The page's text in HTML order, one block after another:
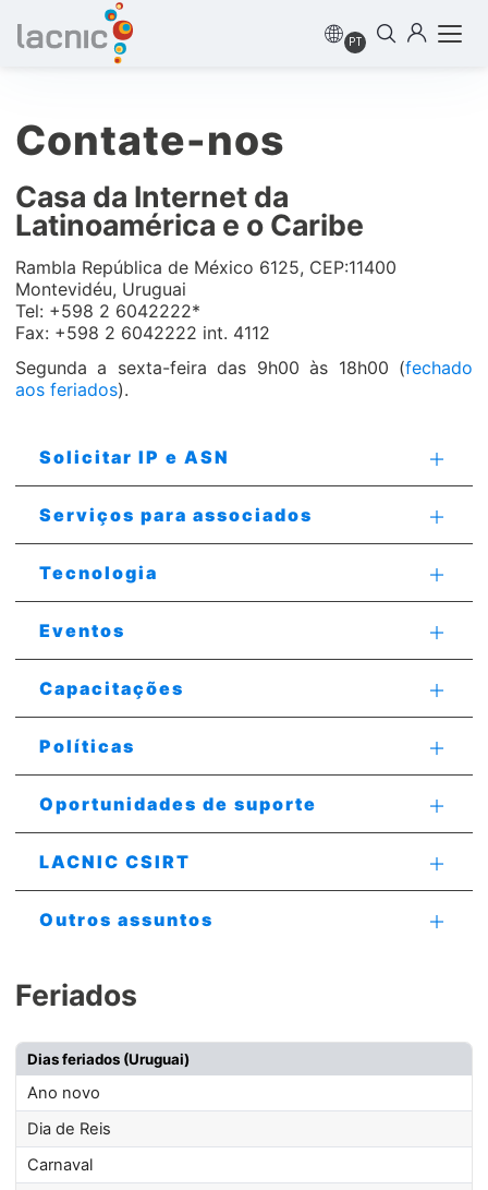
PT
Contate-nos
Casa da Internet da
Latinoamérica e o Caribe
Rambla República de México 6125, CEP:11400
Montevidéu, Uruguai
Tel: +598 2 6042222*
Fax: +598 2 6042222 int. 4112
Segunda a sexta-feira das 9h00 às 18h00 (fechado
aos feriados).
Solicitar IP e ASN
Serviços para associados
Tecnologia
Eventos
Capacitações
Políticas
Oportunidades de suporte
LACNIC CSIRT
Outros assuntos
Feriados
Dias feriados (Uruguai)
Ano novo
Dia de Reis
Carnaval